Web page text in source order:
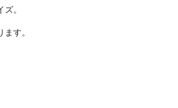
。
す。